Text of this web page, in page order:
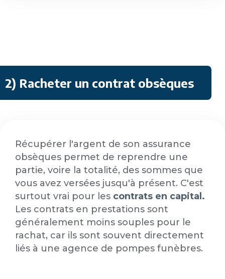
2) Racheter un contrat obsèques
Récupérer l'argent de son assurance
obsèques permet de reprendre une
partie, voire la totalité, des sommes que
vous avez versées jusqu'à présent. C'est
surtout vrai pour les contrats en capital.
Les contrats en prestations sont
généralement moins souples pour le
rachat, car ils sont souvent directement
liés à une agence de pompes funèbres.